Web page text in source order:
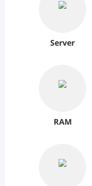
Server
RAM